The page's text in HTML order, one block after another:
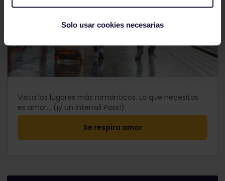
Solo usar cookies necesarias
Visita los lugares más románticos. Lo que necesitas
es amor... (¡y un Interrail Pass!).
Se respira amor